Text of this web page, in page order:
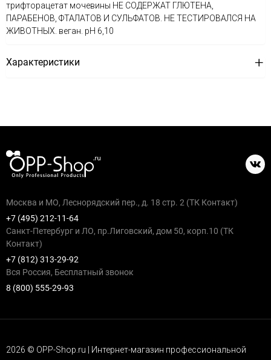
трифторацетат мочевины НЕ СОДЕРЖАТ ГЛЮТЕНА,
ПАРАБЕНОВ, ФТАЛАТОВ И СУЛЬФАТОВ. НЕ ТЕСТИРОВАЛСЯ НА
ЖИВОТНЫХ. веган. рН 6,10
Характеристики
Москва и МО, Леснорядский пер., д. 18 стр. 2 (ТК Контакт)
+7 (495) 212-11-64
Санкт-Петербург и ЛО, пр.Лиговский, дом 50, корп.10 (ТК
Контакт)
+7 (812) 313-29-92
Вся Россия, Бесплатный звонок
8 (800) 555-29-93
2026 © OPP-Shop.ru | Интернет-магазин профессиональной